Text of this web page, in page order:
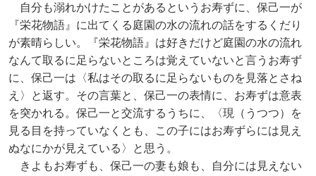
自分も溺れかけたことがあるというお寿ずに、保己一が
『栄花物語』に出てくる庭園の水の流れの話をするくだり
が素晴らしい。『栄花物語』は好きだけど庭園の水の流れ
なんて取るに足らないところは覚えていないと言うお寿ず
に、保己一は〈私はその取るに足らないものを見落とさね
え〉と返す。その言葉と、保己一の表情に、お寿ずは意表
を突かれる。保己一と交流するうちに、〈現（うつつ）を
見る目を持っていなくとも、この子にはお寿ずらには見え
ぬなにかが見えている〉と思う。
きよもお寿ずも、保己一の妻も娘も、自分には見えない